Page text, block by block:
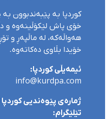
کوردپا بە پێبەندبوون
خۆی پاش لێکۆڵینەوە و
هەواڵەکە، لە ماڵپەڕ و
خۆیدا بڵاوی دەکاتەوە.
ئیمەیڵی کوردپا:
info@kurdpa.com
ژمارەی پێوەندیی
تێلێگرام: